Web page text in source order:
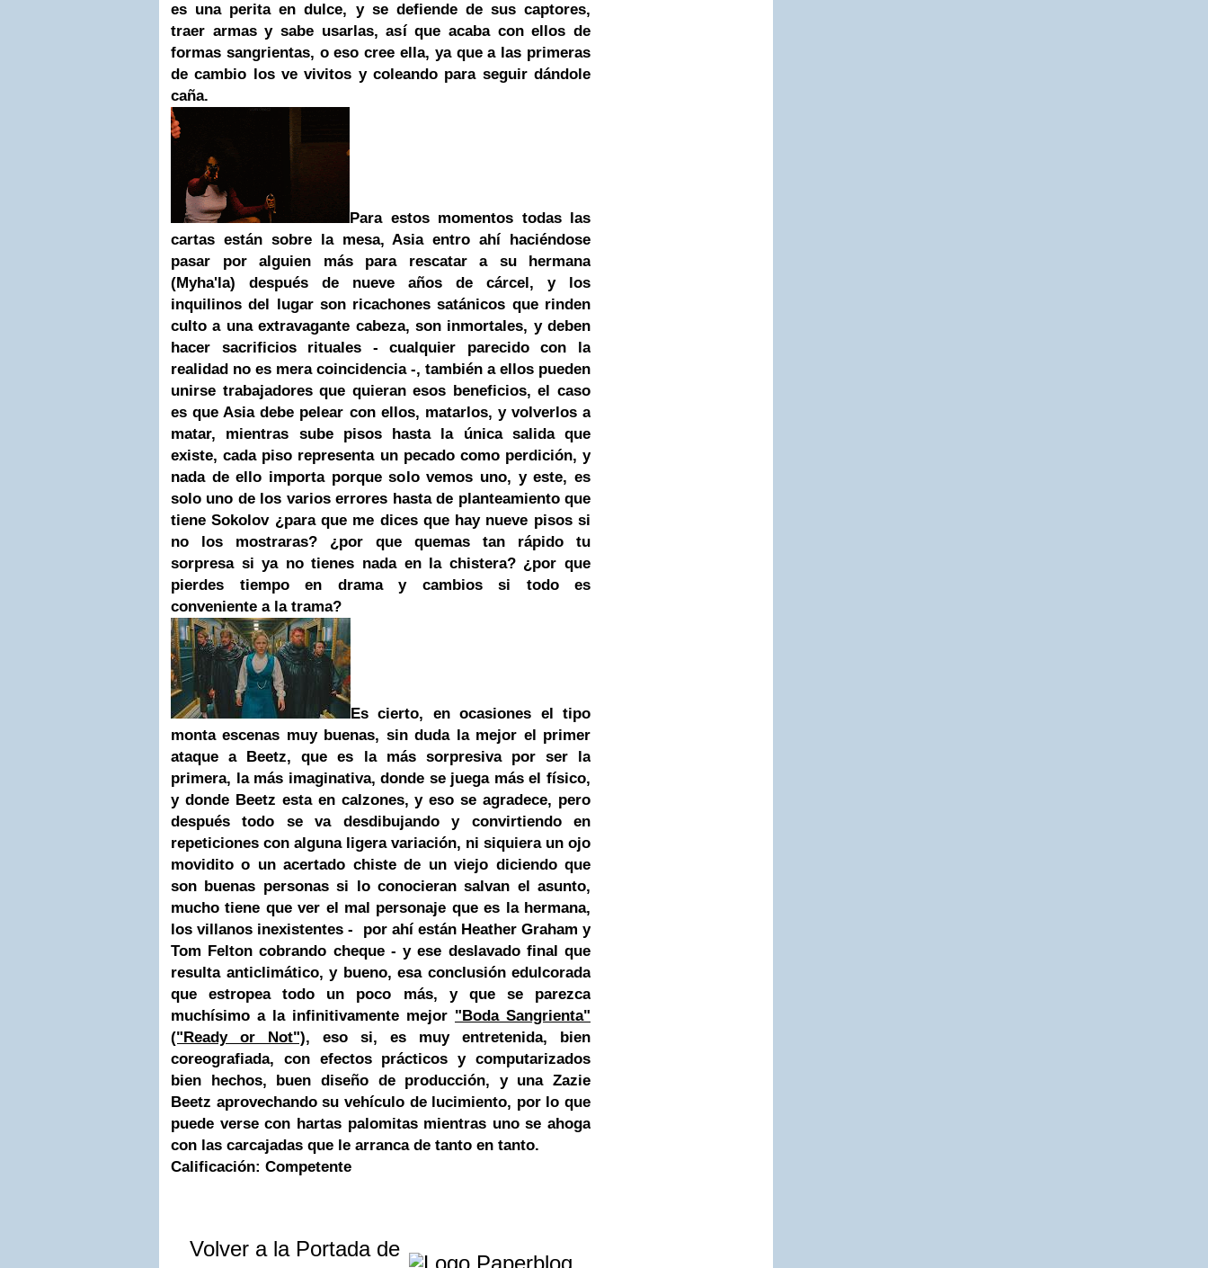
es una perita en dulce, y se defiende de sus captores,
traer armas y sabe usarlas, así que acaba con ellos de
formas sangrientas, o eso cree ella, ya que a las primeras
de cambio los ve vivitos y coleando para seguir dándole
caña.
Para estos momentos todas las
cartas están sobre la mesa, Asia entro ahí haciéndose
pasar por alguien más para rescatar a su hermana
(Myha'la) después de nueve años de cárcel, y los
inquilinos del lugar son ricachones satánicos que rinden
culto a una extravagante cabeza, son inmortales, y deben
hacer sacrificios rituales - cualquier parecido con la
realidad no es mera coincidencia -, también a ellos pueden
unirse trabajadores que quieran esos beneficios, el caso
es que Asia debe pelear con ellos, matarlos, y volverlos a
matar, mientras sube pisos hasta la única salida que
existe, cada piso representa un pecado como perdición, y
nada de ello importa porque solo vemos uno, y este, es
solo uno de los varios errores hasta de planteamiento que
tiene Sokolov ¿para que me dices que hay nueve pisos si
no los mostraras? ¿por que quemas tan rápido tu
sorpresa si ya no tienes nada en la chistera? ¿por que
pierdes tiempo en drama y cambios si todo es
conveniente a la trama?
Es cierto, en ocasiones el tipo
monta escenas muy buenas, sin duda la mejor el primer
ataque a Beetz, que es la más sorpresiva por ser la
primera, la más imaginativa, donde se juega más el físico,
y donde Beetz esta en calzones, y eso se agradece, pero
después todo se va desdibujando y convirtiendo en
repeticiones con alguna ligera variación, ni siquiera un ojo
movidito o un acertado chiste de un viejo diciendo que
son buenas personas si lo conocieran salvan el asunto,
mucho tiene que ver el mal personaje que es la hermana,
los villanos inexistentes - por ahí están Heather Graham y
Tom Felton cobrando cheque - y ese deslavado final que
resulta anticlimático, y bueno, esa conclusión edulcorada
que estropea todo un poco más, y que se parezca
muchísimo a la infinitivamente mejor "Boda Sangrienta"
("Ready or Not"), eso si, es muy entretenida, bien
coreografiada, con efectos prácticos y computarizados
bien hechos, buen diseño de producción, y una Zazie
Beetz aprovechando su vehículo de lucimiento, por lo que
puede verse con hartas palomitas mientras uno se ahoga
con las carcajadas que le arranca de tanto en tanto.
Calificación: Competente
Volver a la Portada de